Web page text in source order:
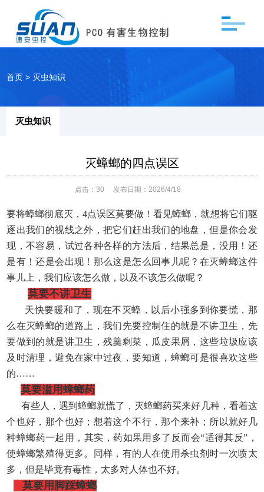
首页 > 灭虫知识
灭虫知识
灭蟑螂的四点误区
点击： 30 发布日期：2026/4/18
要将蟑螂彻底灭， 4点误区莫要做！看见蟑螂，就想将它们驱
逐出我们的视线之外，把它们赶出我们的地盘，但是你会发
现，不容易，试过各种各样的方法后，结果总是，没用！还
是有！还是会出现！那么这是怎么回事儿呢？在灭蟑螂这件
事儿上，我们应该怎么做，以及不该怎么做呢？
莫要不讲卫生
天快要暖和了，现在不灭蟑，以后小强多到你要慌，那
么在灭蟑螂的道路上，我们先要控制住的就是不讲卫生，先
要做到的就是讲卫生，残羹剩菜，瓜皮果屑，这些垃圾应该
及时清理，避免在家中过夜，要知道，蟑螂可是很喜欢这些
的……
莫要滥用蟑螂药
有些人，遇到蟑螂就慌了，灭蟑螂药买来好几种，看着这
个也好，那个也好；想着这个不行，那个来补；所以就好几
种蟑螂药一起用，其实，药如果用多了反而会“适得其反”，
使蟑螂繁殖得更多。同样，有的人在使用杀虫剂时一次喷太
多，但是毕竟有毒性，太多对人体也不好。
莫要用脚踩蟑螂